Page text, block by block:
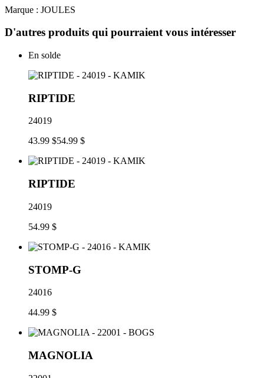
Marque : JOULES
D'autres produits qui pourraient vous intéresser
En solde
RIPTIDE
24019
43.99 $54.99 $
RIPTIDE
24019
54.99 $
STOMP-G
24016
44.99 $
MAGNOLIA